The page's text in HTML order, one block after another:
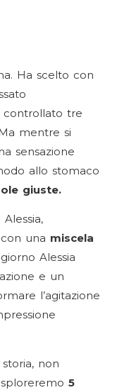
Ha scelto con
tre
mentre si
sensazione
allo stomaco
giuste.
una miscela
Alessia
e un
l’agitazione
non
5